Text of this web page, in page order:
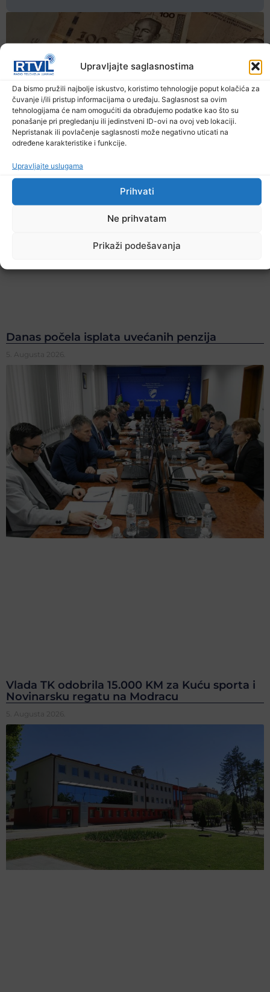
Upravljajte saglasnostima
Da bismo pružili najbolje iskustvo, koristimo tehnologije poput kolačića za
čuvanje i/ili pristup informacijama o uređaju. Saglasnost sa ovim
tehnologijama će nam omogućiti da obrađujemo podatke kao što su
ponašanje pri pregledanju ili jedinstveni ID-ovi na ovoj veb lokaciji.
Nepristanak ili povlačenje saglasnosti može negativno uticati na
određene karakteristike i funkcije.
Upravljajte uslugama
Prihvati
Ne prihvatam
Prikaži podešavanja
Danas počela isplata uvećanih penzija
5. Augusta 2026.
Vlada TK odobrila 15.000 KM za Kuću sporta i
Novinarsku regatu na Modracu
5. Augusta 2026.